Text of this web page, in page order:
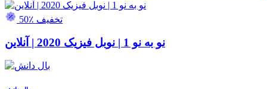
50٪ تخفیف
نو به نو 1 | نوبل فیزیک 2020 | آنلاین